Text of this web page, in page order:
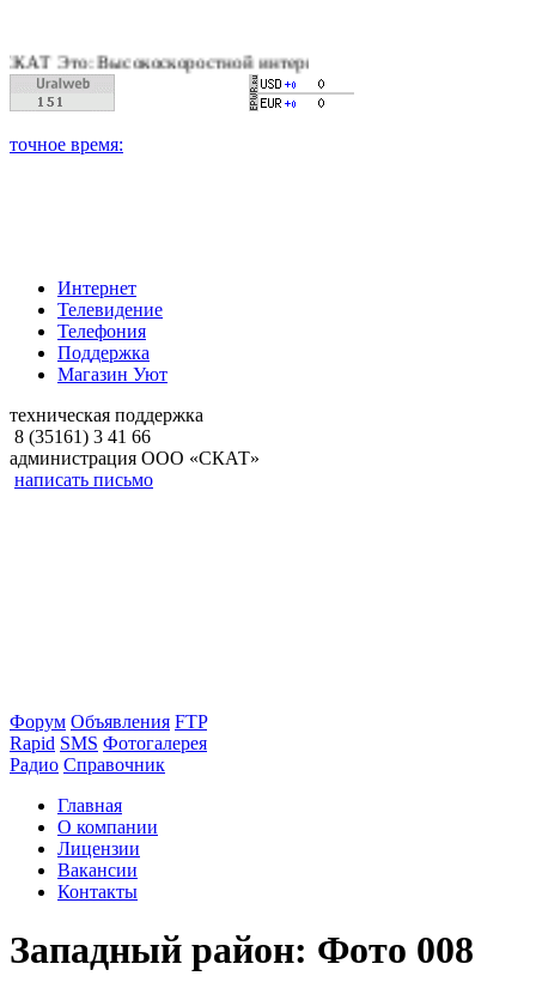
Высокоскоростной интернет, качественное цифровое и
Интернет
Телевидение
Телефония
Поддержка
Магазин Уют
техническая поддержка
8 (35161) 3 41 66
администрация ООО «СКАТ»
написать письмо
Форум Объявления FTP
Rapid SMS Фотогалерея
Радио Справочник
Главная
О компании
Лицензии
Вакансии
Контакты
Западный район: Фото 008